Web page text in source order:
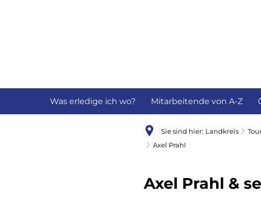
Was erledige ich wo? Mitarbeitende von A-Z
Sie sind hier: Landkreis
Axel Prahl
Axel Prahl &